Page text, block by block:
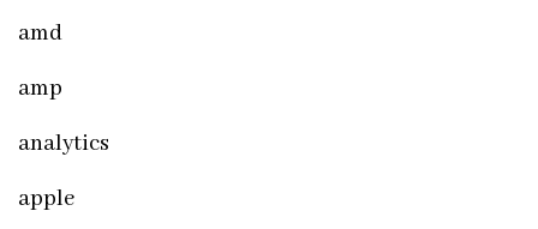
amd
amp
analytics
apple